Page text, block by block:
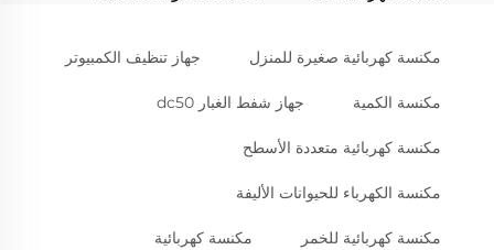
مكنسة كهربائية صغيرة للمنزل جهاز تنظيف الكمبيوتر
مكنسة الكمية جهاز شفط الغبار dc50
مكنسة كهربائية متعددة الأسطح
مكنسة الكهرباء للحيوانات الأليفة
مكنسة كهربائية للخمر مكنسة كهربائية